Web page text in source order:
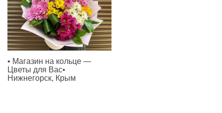
​• Магазин на кольце —
Цветы для Вас•
Нижнегорск, Крым